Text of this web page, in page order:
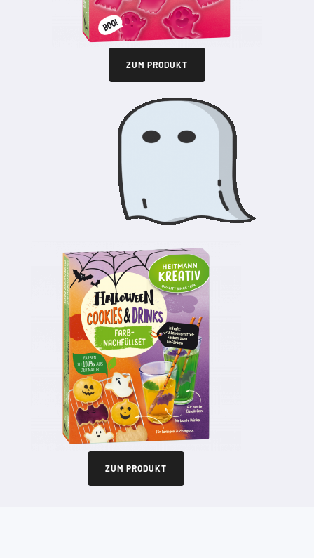
ZUM PRODUKT
ZUM PRODUKT